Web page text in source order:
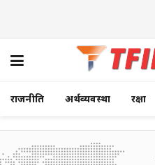
राजनीति अर्थव्यवस्था रक्षा